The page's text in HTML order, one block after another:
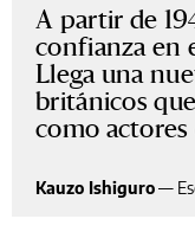
A partir de
confianza en
Llega una
británicos
como
Kauzo Ishiguro—